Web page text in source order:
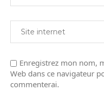
Enregistrez mon nom,
Web dans ce navigateur
commenterai.